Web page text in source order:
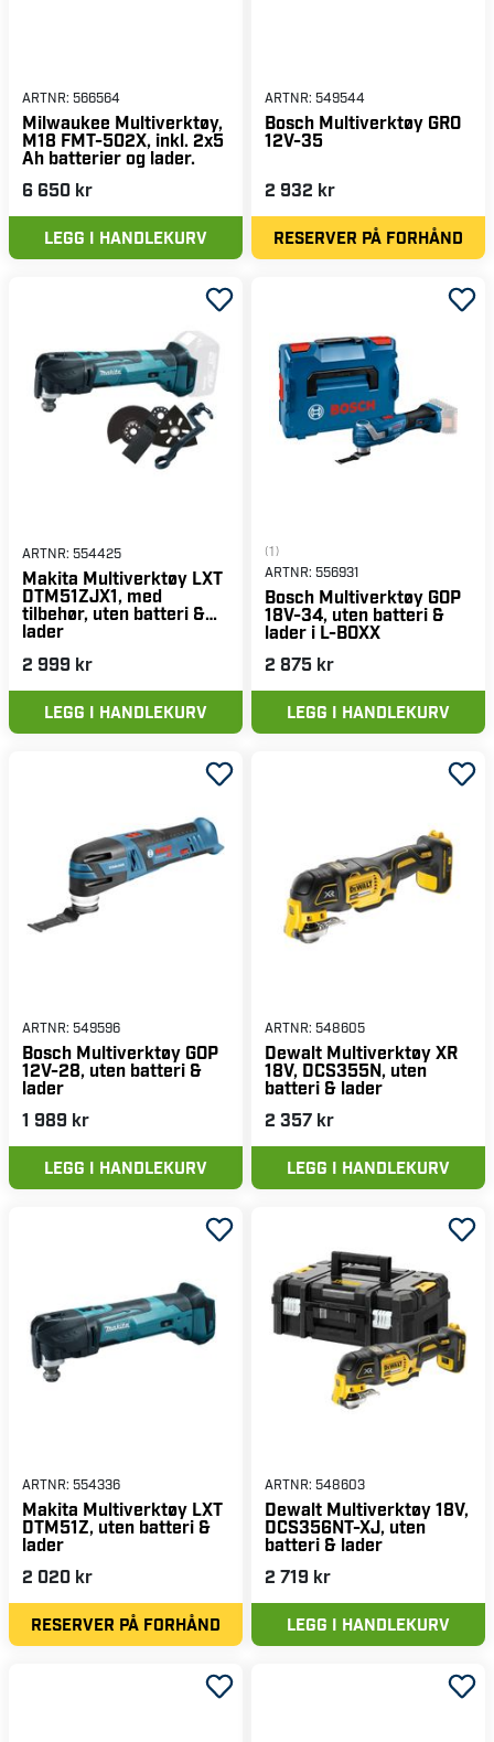
ARTNR: 566564
Milwaukee Multiverktøy,
M18 FMT-502X, inkl. 2x5
Ah batterier og lader.
6 650 kr
LEGG I HANDLEKURV
ARTNR: 549544
Bosch Multiverktøy GRO
12V-35
2 932 kr
RESERVER PÅ FORHÅND
ARTNR: 554425
Makita Multiverktøy LXT
DTM51ZJX1, med
tilbehør, uten batteri &
lader
2 999 kr
LEGG I HANDLEKURV
(1)
ARTNR: 556931
Bosch Multiverktøy GOP
18V-34, uten batteri &
lader i L-BOXX
2 875 kr
LEGG I HANDLEKURV
ARTNR: 549596
Bosch Multiverktøy GOP
12V-28, uten batteri &
lader
1 989 kr
LEGG I HANDLEKURV
ARTNR: 548605
Dewalt Multiverktøy XR
18V, DCS355N, uten
batteri & lader
2 357 kr
LEGG I HANDLEKURV
ARTNR: 554336
Makita Multiverktøy LXT
DTM51Z, uten batteri &
lader
2 020 kr
RESERVER PÅ FORHÅND
ARTNR: 548603
Dewalt Multiverktøy 18V,
DCS356NT-XJ, uten
batteri & lader
2 719 kr
LEGG I HANDLEKURV